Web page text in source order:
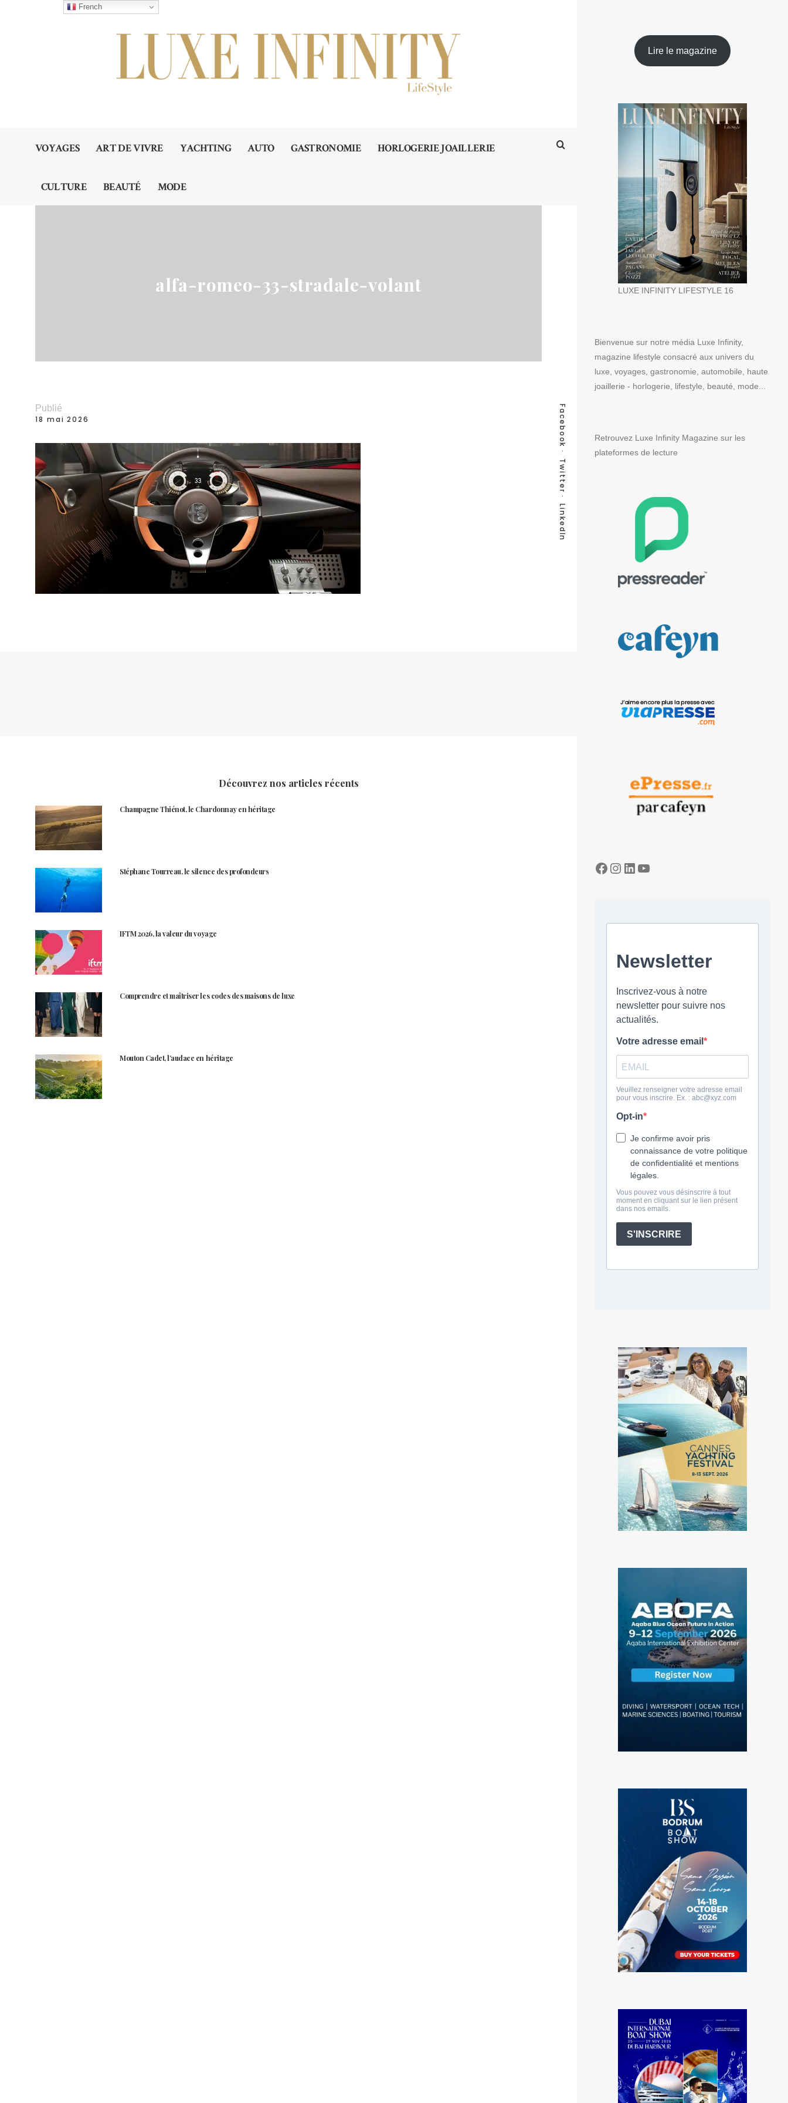
VOYAGES ART DE VIVRE YACHTING AUTO GASTRONOMIE HORLOGERIE JOAILLERIE
CULTURE BEAUTÉ MODE
alfa-romeo-33-stradale-volant
Facebook
Twitter
LinkedIn
Publié
18 mai 2026
Découvrez nos articles récents
Champagne Thiénot, le Chardonnay en héritage
Stéphane Tourreau, le silence des profondeurs
IFTM 2026, la valeur du voyage
Comprendre et maîtriser les codes des maisons de luxe
Mouton Cadet, l’audace en héritage
Lire le magazine
LUXE INFINITY LIFESTYLE 16
Bienvenue sur notre média Luxe Infinity,
magazine lifestyle consacré aux univers du
luxe, voyages, gastronomie, automobile, haute
joaillerie - horlogerie, lifestyle, beauté, mode...
Retrouvez Luxe Infinity Magazine sur les
plateformes de lecture
Facebook
Instagram
LinkedIn
YouTube
French